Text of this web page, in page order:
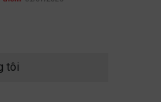
mình đã không đi
tôi